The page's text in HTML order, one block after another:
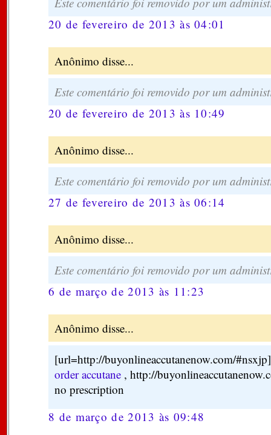
20 de fevereiro de 2013 às 04:01
Anônimo disse...
Este comentário foi removido por um
20 de fevereiro de 2013 às 10:49
Anônimo disse...
Este comentário foi removido por um
27 de fevereiro de 2013 às 06:14
Anônimo disse...
Este comentário foi removido por um
6 de março de 2013 às 11:23
Anônimo disse...
[url=http://buyonlineaccutanenow.com/
order accutane , http://
no prescription
8 de março de 2013 às 09:48